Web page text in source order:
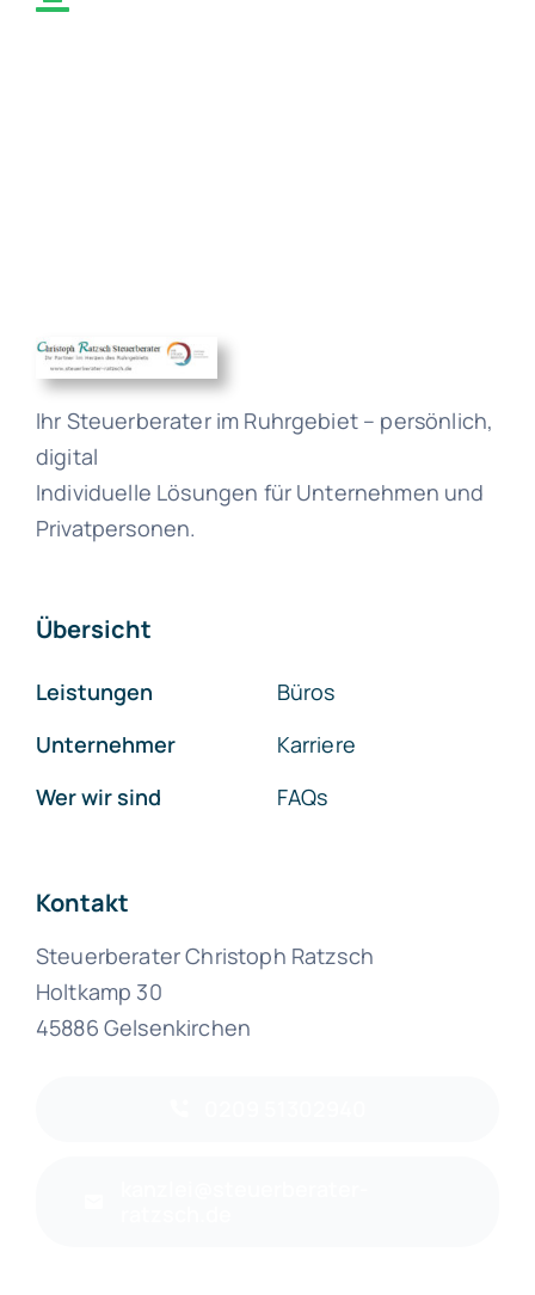
Ihr Steuerberater im Ruhrgebiet – persönlich,
digital
Individuelle Lösungen für Unternehmen und
Privatpersonen.
Übersicht
Leistungen
Unternehmer
Wer wir sind
Büros
Karriere
FAQs
Kontakt
Steuerberater Christoph Ratzsch
Holtkamp 30
45886 Gelsenkirchen